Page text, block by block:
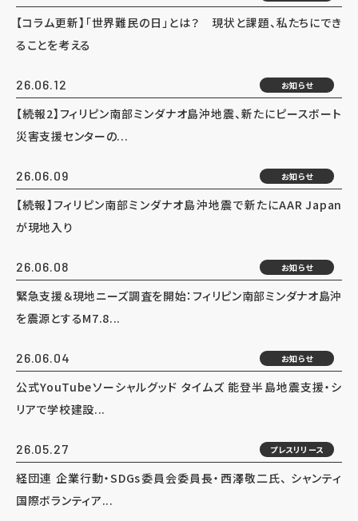
【コラム更新】「世界難民の日」とは？ 現状と課題、私たちにでき
ることを考える
26.06.12 お知らせ
【続報2】フィリピン南部ミンダナオ島沖地震、新たにピースボート
災害支援センターの...
26.06.09 お知らせ
【続報】フィリピン南部ミンダナオ島沖地震で新たにAAR Japan
が現地入り
26.06.08 お知らせ
緊急支援＆現地ニーズ調査を開始：フィリピン南部ミンダナオ島沖
を震源とするM7.8...
26.06.04 お知らせ
公式YouTubeソーシャルグッド タイムズ 能登半島地震支援・シ
リアで学校建設...
26.05.27 プレスリリース
経団連 企業行動・SDGs委員会委員長・西澤敬二氏、 シャンティ
国際ボランティア...